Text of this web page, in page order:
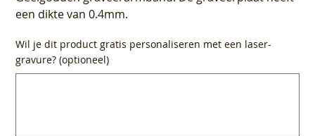
een dikte van 0.4mm.
Wil je dit product gratis personaliseren met een laser-
gravure? (optioneel)